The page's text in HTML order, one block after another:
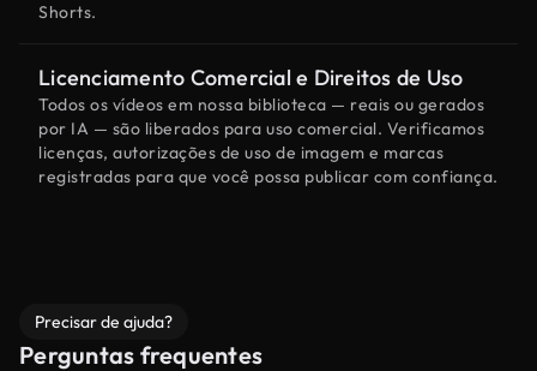
Shorts.
Licenciamento Comercial e Direitos de Uso
Todos os vídeos em nossa biblioteca — reais ou gerados
por IA — são liberados para uso comercial. Verificamos
licenças, autorizações de uso de imagem e marcas
registradas para que você possa publicar com confiança.
Precisar de ajuda?
Perguntas frequentes